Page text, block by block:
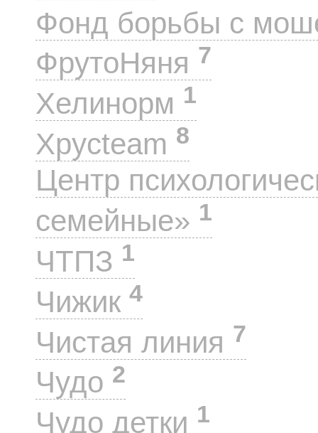
Фонд борьбы с
ФрутоНяня 7
Хелинорм 1
Хрусteam 8
Центр
семейные» 1
ЧТПЗ 1
Чижик 4
Чистая линия 7
Чудо 2
Чудо детки 1